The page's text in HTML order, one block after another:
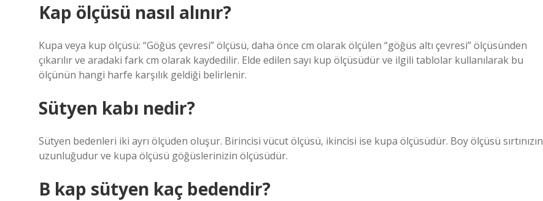
Kap ölçüsü nasıl alınır?
Kupa veya kup ölçüsü: “Göğüs çevresi” ölçüsü, daha önce cm olarak ölçülen “göğüs altı çevresi” ölçüsünden
çıkarılır ve aradaki fark cm olarak kaydedilir. Elde edilen sayı kup ölçüsüdür ve ilgili tablolar kullanılarak bu
ölçünün hangi harfe karşılık geldiği belirlenir.
Sütyen kabı nedir?
Sütyen bedenleri iki ayrı ölçüden oluşur. Birincisi vücut ölçüsü, ikincisi ise kupa ölçüsüdür. Boy ölçüsü sırtınızın
uzunluğudur ve kupa ölçüsü göğüslerinizin ölçüsüdür.
B kap sütyen kaç bedendir?